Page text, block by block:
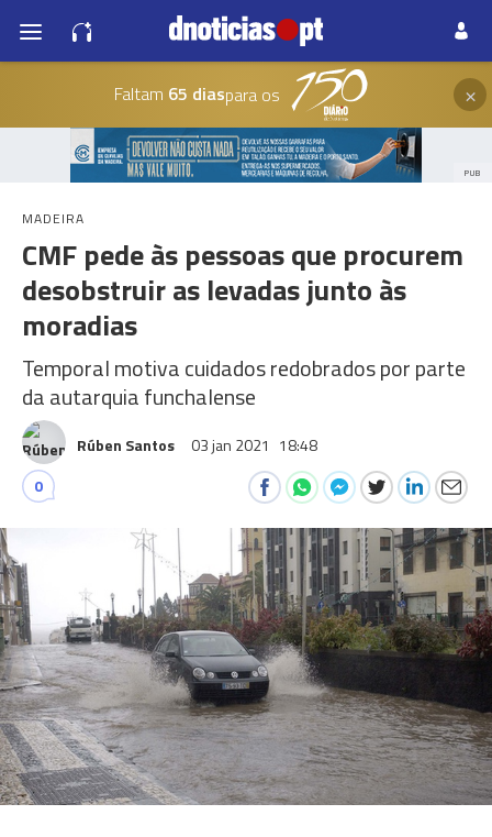
Faltam 65 diaspara os ×
PUB
MADEIRA
CMF pede às pessoas que procurem
desobstruir as levadas junto às
moradias
Temporal motiva cuidados redobrados por parte
da autarquia funchalense
Rúben Santos 03 jan 2021 18:48
0